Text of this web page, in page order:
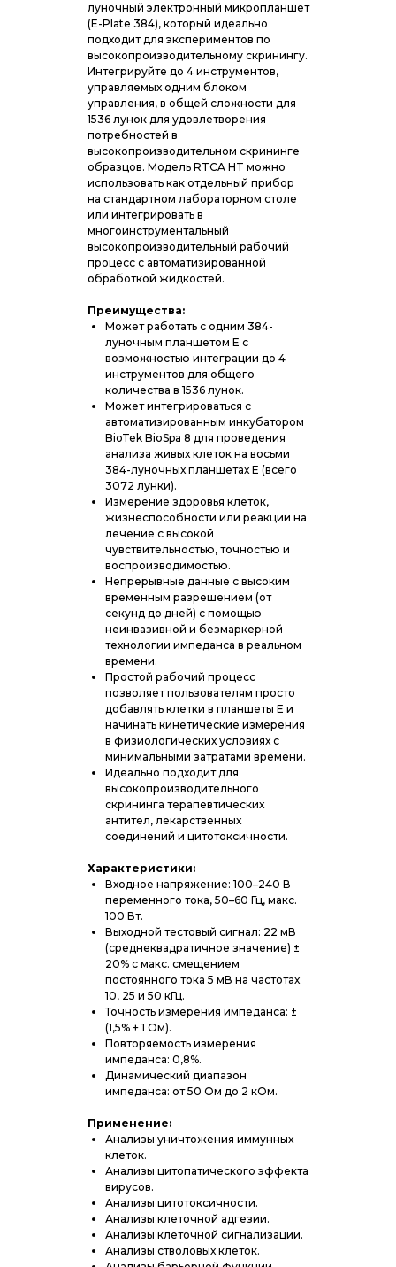
луночный электронный микропланшет
(E-Plate 384), который идеально
подходит для экспериментов по
высокопроизводительному скринингу.
Интегрируйте до 4 инструментов,
управляемых одним блоком
управления, в общей сложности для
1536 лунок для удовлетворения
потребностей в
высокопроизводительном скрининге
образцов. Модель RTCA HT можно
использовать как отдельный прибор
на стандартном лабораторном столе
или интегрировать в
многоинструментальный
высокопроизводительный рабочий
процесс с автоматизированной
обработкой жидкостей.
Преимущества:
Может работать с одним 384-
луночным планшетом E с
возможностью интеграции до 4
инструментов для общего
количества в 1536 лунок.
Может интегрироваться с
автоматизированным инкубатором
BioTek BioSpa 8 для проведения
анализа живых клеток на восьми
384-луночных планшетах E (всего
3072 лунки).
Измерение здоровья клеток,
жизнеспособности или реакции на
лечение с высокой
чувствительностью, точностью и
воспроизводимостью.
Непрерывные данные с высоким
временным разрешением (от
секунд до дней) с помощью
неинвазивной и безмаркерной
технологии импеданса в реальном
времени.
Простой рабочий процесс
позволяет пользователям просто
добавлять клетки в планшеты E и
начинать кинетические измерения
в физиологических условиях с
минимальными затратами времени.
Идеально подходит для
высокопроизводительного
скрининга терапевтических
антител, лекарственных
соединений и цитотоксичности.
Характеристики:
Входное напряжение: 100–240 В
переменного тока, 50–60 Гц, макс.
100 Вт.
Выходной тестовый сигнал: 22 мВ
(среднеквадратичное значение) ±
20% с макс. смещением
постоянного тока 5 мВ на частотах
10, 25 и 50 кГц.
Точность измерения импеданса: ±
(1,5% + 1 Ом).
Повторяемость измерения
импеданса: 0,8%.
Динамический диапазон
импеданса: от 50 Ом до 2 кОм.
Применение:
Анализы уничтожения иммунных
клеток.
Анализы цитопатического эффекта
вирусов.
Анализы цитотоксичности.
Анализы клеточной адгезии.
Анализы клеточной сигнализации.
Анализы стволовых клеток.